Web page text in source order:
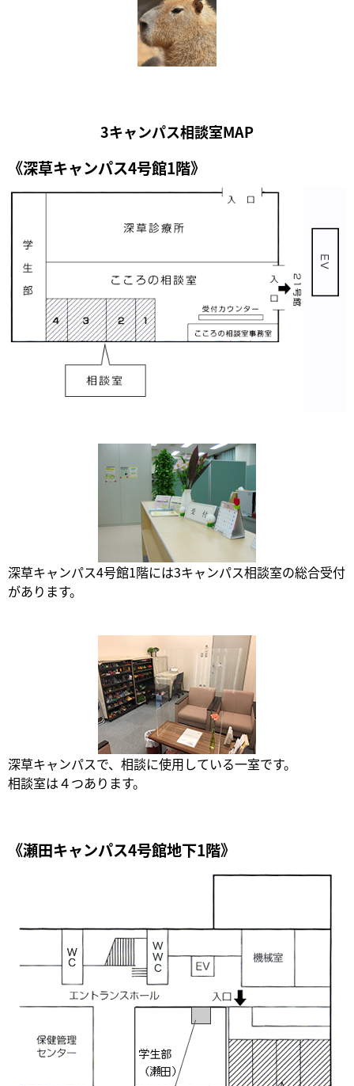
3キャンパス相談室MAP
《深草キャンパス4号館1階》
深草キャンパス4号館1階には3キャンパス相談室の総合受付
があります。
深草キャンパスで、相談に使用している一室です。
相談室は４つあります。
《瀬田キャンパス4号館地下1階》